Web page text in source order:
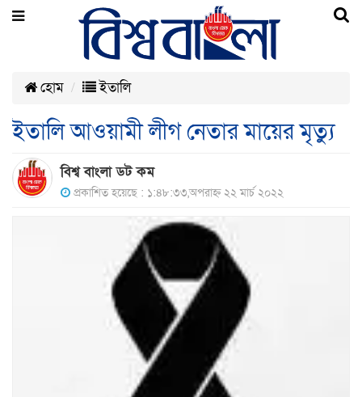
হোম ইতালি
ইতালি আওয়ামী লীগ নেতার মায়ের মৃত্যু
বিশ্ব বাংলা ডট কম
প্রকাশিত হয়েছে : ১:৪৮:৩৩,অপরাহ্ন ২২ মার্চ ২০২২